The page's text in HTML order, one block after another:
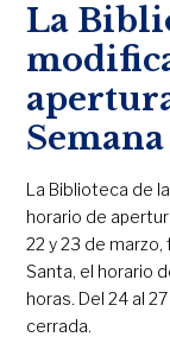
La
La Biblioteca de
horario de
22 y 23 de
Santa, el horario
horas. Del 24 al
cerrada.